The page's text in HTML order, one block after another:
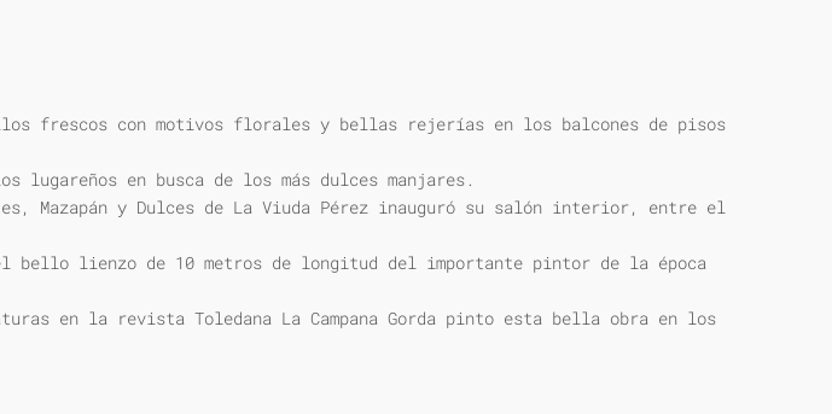
frescos con motivos florales y bellas rejerías en los balcones de pisos
lugareños en busca de los más dulces manjares.
Mazapán y Dulces de La Viuda Pérez inauguró su salón interior, entre el
lienzo de 10 metros de longitud del importante pintor de la época
en la revista Toledana La Campana Gorda pinto esta bella obra en los